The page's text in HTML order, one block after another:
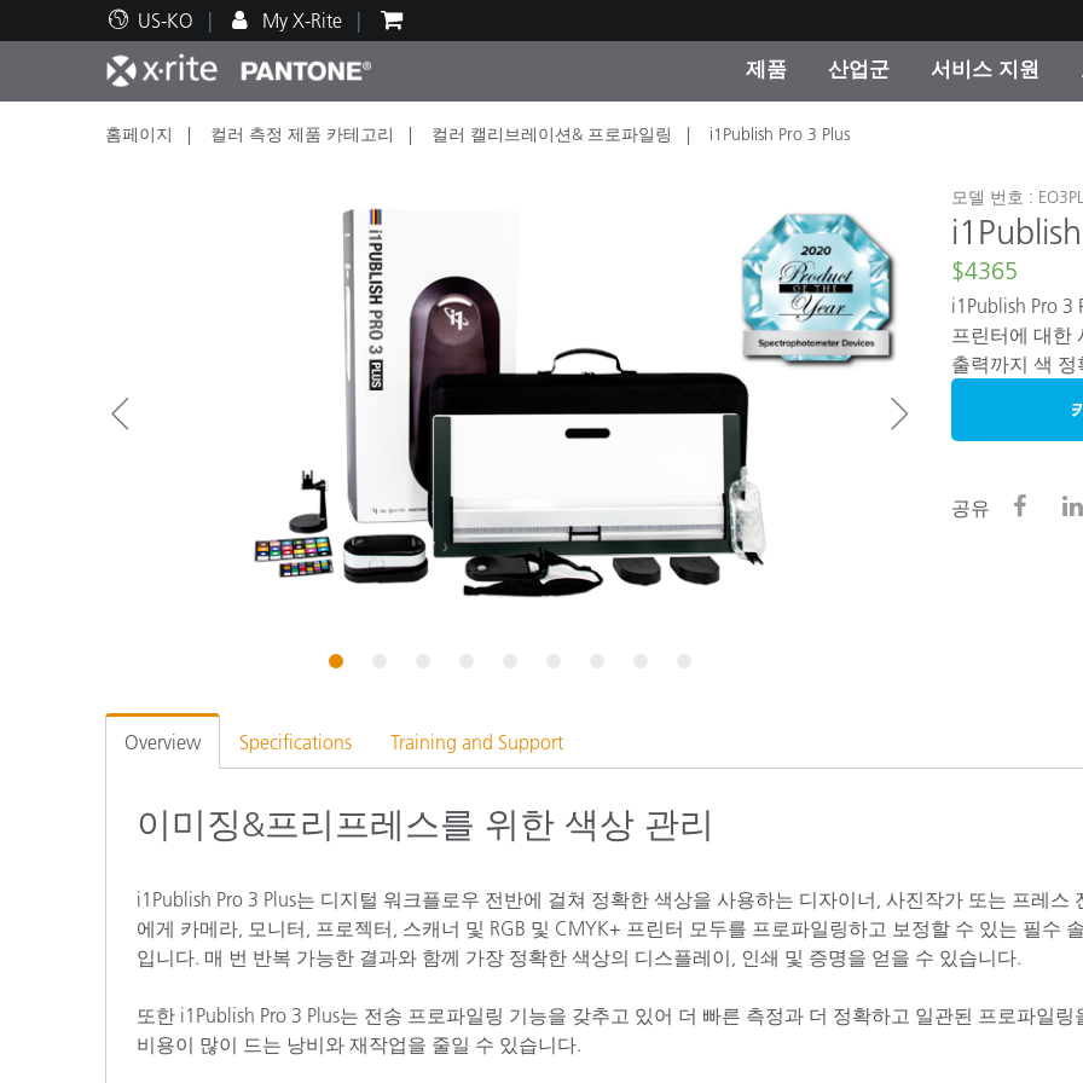
US-KO My X-Rite
제품
주요 제품 제품 카테고리
제품을 찾을 수 없나요?
진행중인 프로모션
온라인 스토어
산업군
인쇄 및 패키징 페인트 및 코팅
텍스타일
화장품 제조사
OEM 디스플레이 및 프린
소비재
식품 컬러 측정
소비자 가전제품
서비스 지원
기술 지원 서비스 및 유지보수 X-Rite 코리아 연락
교육 리소스 교육 컨설팅 및 감사
인기 다운로드
기타 리소스
홈페이지 컬러 측정 제품 카테고리 컬러 캘리브레이션& 프로파일링 i1Publish Pro 3 Plus
1
모델 번호 :
$4365
i1Publish Pro
프린터에 대한
출력까지 색
공유
Overview Specifications Training and Support
이미징&프리프레스를 위한 색상 관리
i1Publish Pro 3 Plus는 디지털 워크플로우 전반에 걸쳐 정확한 색상을 사용하는 디자이너, 사진작가 또는 프레스
에게 카메라, 모니터, 프로젝터, 스캐너 및 RGB 및 CMYK+ 프린터 모두를 프로파일링하고 보정할 수 있는 필수
입니다. 매 번 반복 가능한 결과와 함께 가장 정확한 색상의 디스플레이, 인쇄 및 증명을 얻을 수 있습니다.
또한 i1Publish Pro 3 Plus는 전송 프로파일링 기능을 갖추고 있어 더 빠른 측정과 더 정확하고 일관된 프로파일링
비용이 많이 드는 낭비와 재작업을 줄일 수 있습니다.